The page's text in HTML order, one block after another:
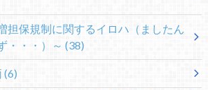
保規制に関するイロハ（ましたん
・・・）～ (38)
(6)